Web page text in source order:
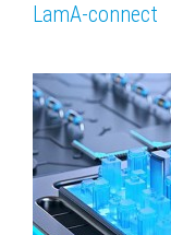
LamA-connect